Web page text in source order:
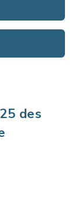
des